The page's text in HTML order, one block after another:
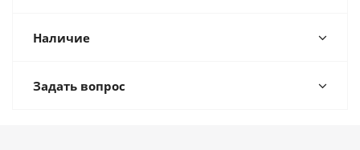
Наличие
Задать вопрос